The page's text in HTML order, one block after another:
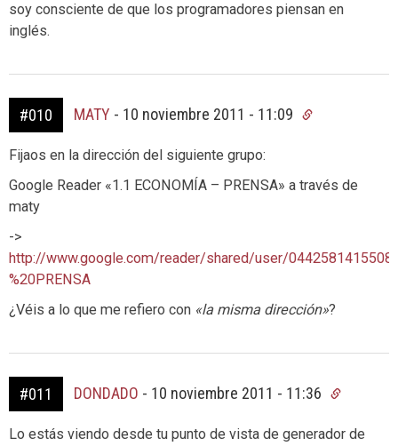
soy consciente de que los programadores piensan en
inglés.
#010 MATY - 10 noviembre 2011 - 11:09
Fijaos en la dirección del siguiente grupo:
Google Reader «1.1 ECONOMÍA – PRENSA» a través de
maty
->
http://www.google.com/reader/shared/user/
%20PRENSA
¿Véis a lo que me refiero con «la misma dirección»?
#011 DONDADO - 10 noviembre 2011 - 11:36
Lo estás viendo desde tu punto de vista de generador de